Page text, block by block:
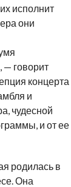
исполнит
они
— говорит
концерта
и
чудесной
и от ее
родилась в
Она